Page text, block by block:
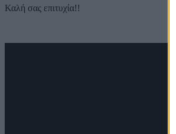
Καλή σας επιτυχία!!